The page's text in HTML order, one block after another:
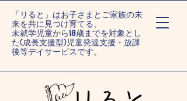
「リると」はお子さまとご家族の未
来を共に見つけ育てる、
未就学児童から18歳までを対象とし
た(成長支援型)児童発達支援・放課
後等デイサービスです。